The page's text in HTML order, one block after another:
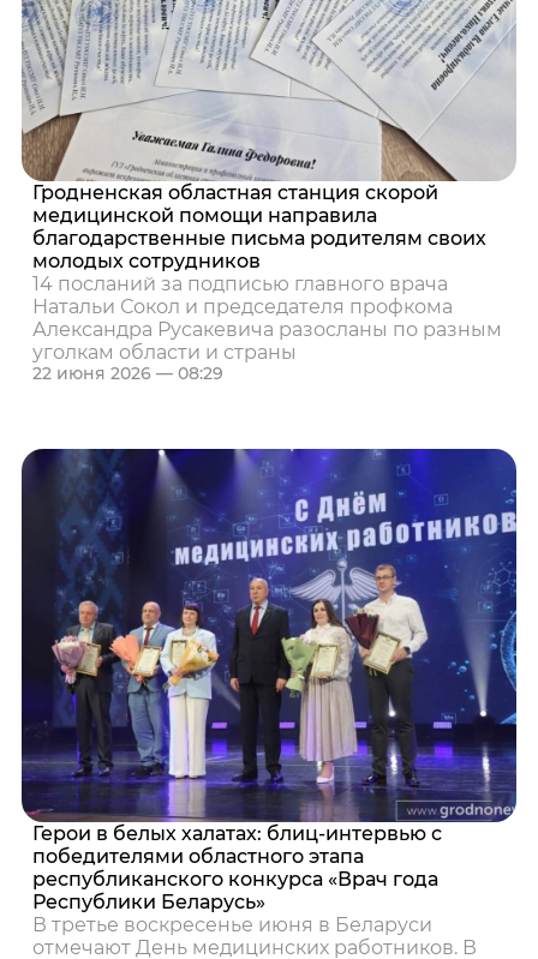
Гродненская областная станция скорой
медицинской помощи направила
благодарственные письма родителям своих
молодых сотрудников
14 посланий за подписью главного врача
Натальи Сокол и председателя профкома
Александра Русакевича разосланы по разным
уголкам области и страны
22 июня 2026 — 08:29
Герои в белых халатах: блиц-интервью с
победителями областного этапа
республиканского конкурса «Врач года
Республики Беларусь»
В третье воскресенье июня в Беларуси
отмечают День медицинских работников. В